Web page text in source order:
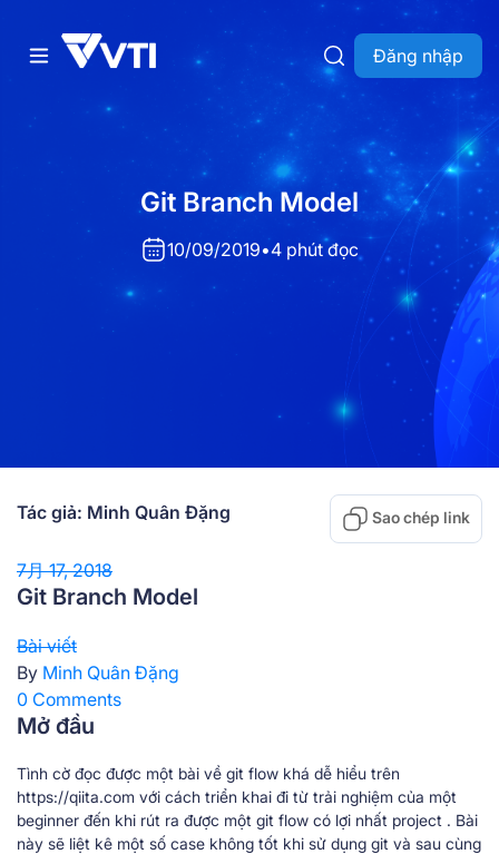
Đăng nhập
Git Branch Model
10/09/2019•4 phút đọc
Tác giả: Minh Quân Đặng Sao chép link
7月 17, 2018
Git Branch Model
Bài viết
By Minh Quân Đặng
0 Comments
Mở đầu
Tình cờ đọc được một bài về git flow khá dễ hiểu trên
https://qiita.com với cách triển khai đi từ trải nghiệm của một
beginner đến khi rút ra được một git flow có lợi nhất project . Bài
này sẽ liệt kê một số case không tốt khi sử dụng git và sau cùng